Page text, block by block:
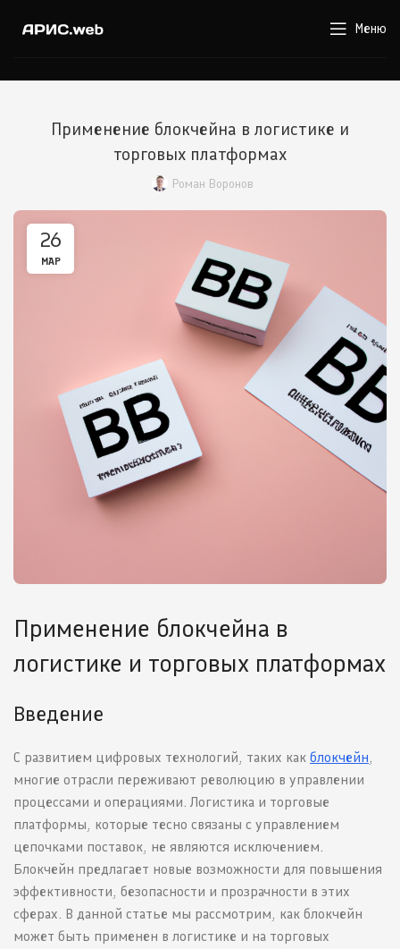
Меню
Применение блокчейна в логистике и
торговых платформах
Роман Воронов
26
МАР
Применение блокчейна в
логистике и торговых платформах
Введение
С развитием цифровых технологий, таких как блокчейн,
многие отрасли переживают революцию в управлении
процессами и операциями. Логистика и торговые
платформы, которые тесно связаны с управлением
цепочками поставок, не являются исключением.
Блокчейн предлагает новые возможности для повышения
эффективности, безопасности и прозрачности в этих
сферах. В данной статье мы рассмотрим, как блокчейн
может быть применен в логистике и на торговых